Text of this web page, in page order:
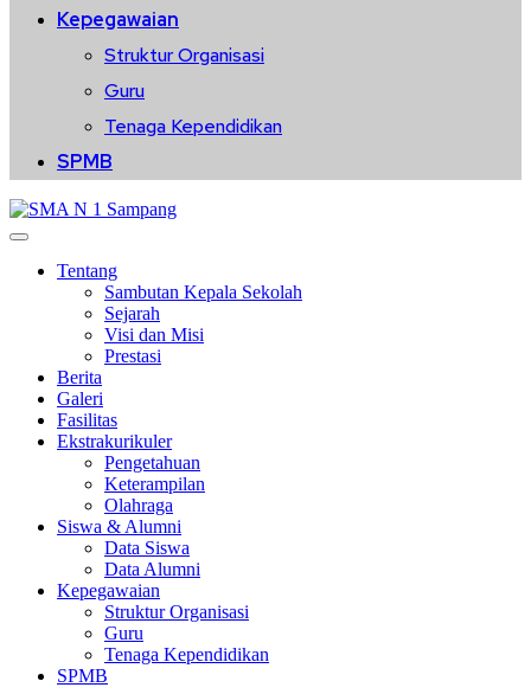
Kepegawaian
Struktur Organisasi
Guru
Tenaga Kependidikan
SPMB
Tentang
Sambutan Kepala Sekolah
Sejarah
Visi dan Misi
Prestasi
Berita
Galeri
Fasilitas
Ekstrakurikuler
Pengetahuan
Keterampilan
Olahraga
Siswa & Alumni
Data Siswa
Data Alumni
Kepegawaian
Struktur Organisasi
Guru
Tenaga Kependidikan
SPMB